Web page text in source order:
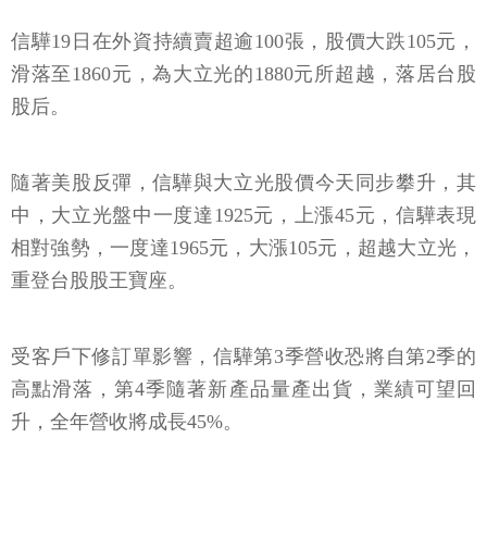
信驊19日在外資持續賣超逾100張，股價大跌105元，
滑落至1860元，為大立光的1880元所超越，落居台股
股后。
隨著美股反彈，信驊與大立光股價今天同步攀升，其
中，大立光盤中一度達1925元，上漲45元，信驊表現
相對強勢，一度達1965元，大漲105元，超越大立光，
重登台股股王寶座。
受客戶下修訂單影響，信驊第3季營收恐將自第2季的
高點滑落，第4季隨著新產品量產出貨，業績可望回
升，全年營收將成長45%。